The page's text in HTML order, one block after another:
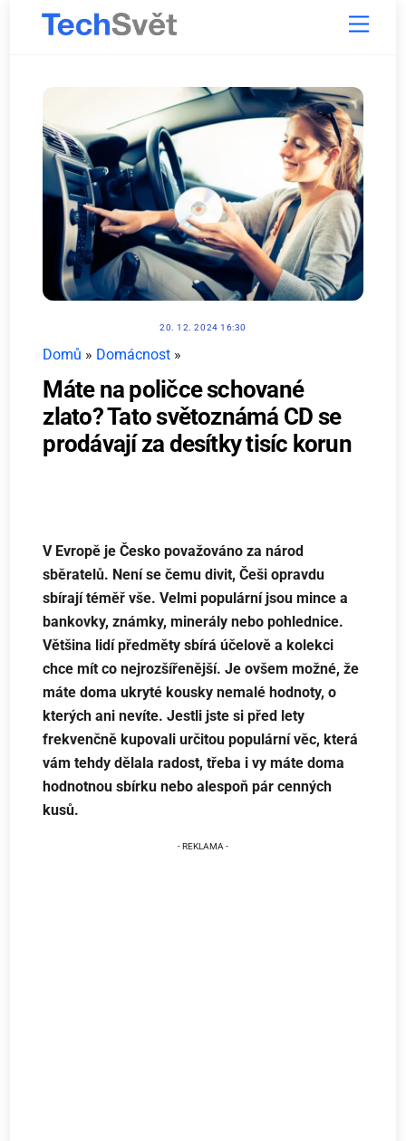
Menu
20. 12. 2024 16:30
Domů » Domácnost »
Máte na poličce schované
zlato? Tato světoznámá CD se
prodávají za desítky tisíc korun
V Evropě je Česko považováno za národ
sběratelů. Není se čemu divit, Češi opravdu
sbírají téměř vše. Velmi populární jsou mince a
bankovky, známky, minerály nebo pohlednice.
Většina lidí předměty sbírá účelově a kolekci
chce mít co nejrozšířenější. Je ovšem možné, že
máte doma ukryté kousky nemalé hodnoty, o
kterých ani nevíte. Jestli jste si před lety
frekvenčně kupovali určitou populární věc, která
vám tehdy dělala radost, třeba i vy máte doma
hodnotnou sbírku nebo alespoň pár cenných
kusů.